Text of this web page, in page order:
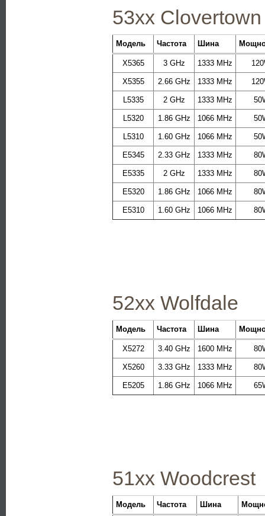
53xx Clovertown
Модель Частота Шина
X5365 3 GHz 1333 MHz
X5355 2.66 GHz 1333 MHz
L5335 2 GHz 1333 MHz
L5320 1.86 GHz 1066 MHz
L5310 1.60 GHz 1066 MHz
E5345 2.33 GHz 1333 MHz
E5335 2 GHz 1333 MHz
E5320 1.86 GHz 1066 MHz
E5310 1.60 GHz 1066 MHz
52xx Wolfdale
Модель Частота Шина
X5272 3.40 GHz 1600 MHz
X5260 3.33 GHz 1333 MHz
E5205 1.86 GHz 1066 MHz
51xx Woodcrest
Модель Частота Шина